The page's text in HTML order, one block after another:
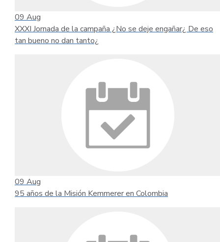
09 Aug
XXXI Jornada de la campaña ¿No se deje engañar¿ De eso
tan bueno no dan tanto¿
09 Aug
95 años de la Misión Kemmerer en Colombia